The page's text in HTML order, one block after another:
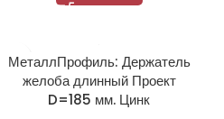
МеталлПрофиль: Держатель
желоба длинный Проект
D=185 мм. Цинк